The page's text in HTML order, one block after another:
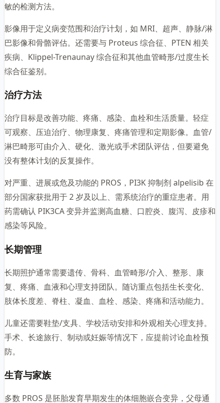
敏的检测方法。
影像用于定义病变范围和治疗计划，如 MRI、超声、静脉/淋
巴影像和骨骼评估。还需要与 Proteus 综合征、PTEN 相关
疾病、Klippel-Trenaunay 综合征和其他血管畸形/过度生长
综合征鉴别。
治疗方法
治疗目标是改善功能、疼痛、感染、血栓和生活质量。轻症
可观察、压迫治疗、物理康复、疼痛管理和定期影像。血管/
淋巴畸形可由介入、硬化、激光或手术团队评估，但要避免
没有整体计划的反复操作。
对严重、进展或危及功能的 PROS，PI3K 抑制剂 alpelisib 在
部分国家获批用于 2 岁及以上、需系统治疗的重症患者。用
药需确认 PIK3CA 变异并监测高血糖、口腔炎、腹泻、皮疹和
感染等风险。
长期管理
长期照护通常需要遗传、骨科、血管畸形/介入、整形、康
复、疼痛、血液和心理支持团队。随访重点包括生长变化、
肢体长度差、脊柱、凝血、血栓、感染、疼痛和活动能力。
儿童还需要鞋垫/支具、学校活动安排和外观相关心理支持。
手术、长途旅行、制动或妊娠等情况下，应提前讨论血栓预
防。
生育与家族
多数 PROS 是胚胎发育早期发生的体细胞嵌合变异，父母通